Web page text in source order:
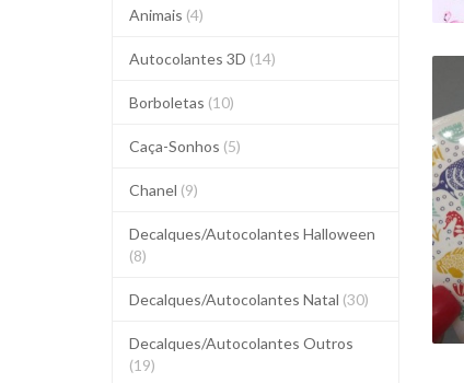
Animais (4)
Autocolantes 3D (14)
Borboletas (10)
Caça-Sonhos (5)
Chanel (9)
Decalques/Autocolantes Halloween
(8)
Decalques/Autocolantes Natal (30)
Decalques/Autocolantes Outros
(19)